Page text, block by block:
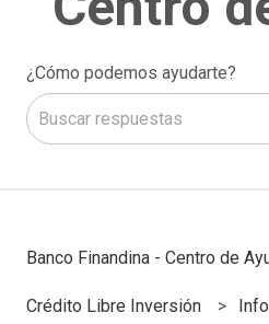
¿Cómo podemos ayudarte?
Banco Finandina - Centro de
Crédito Libre Inversión